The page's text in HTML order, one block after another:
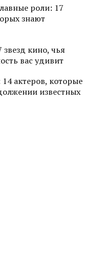
роли: 17
знают
кино, чья
вас удивит
актеров, которые
известных